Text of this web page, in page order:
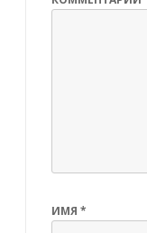
ИМЯ *